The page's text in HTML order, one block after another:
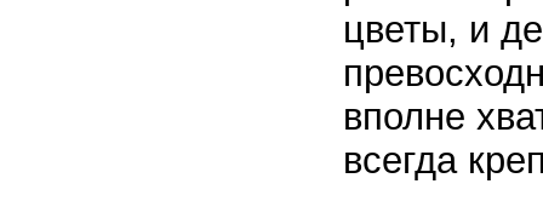
цветы, и
вполне
всегда